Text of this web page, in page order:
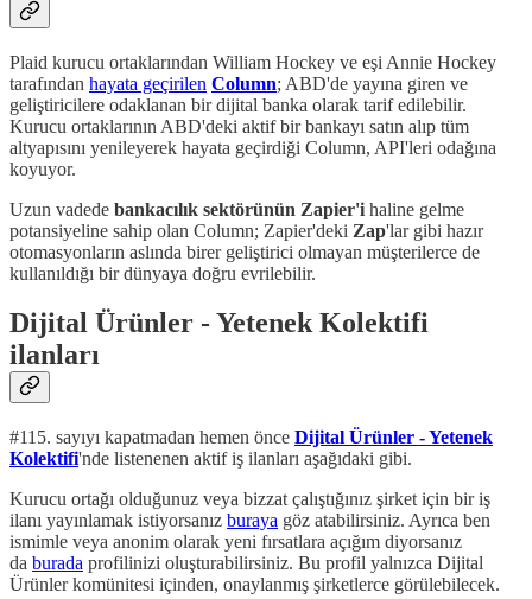
Plaid kurucu ortaklarından William Hockey ve eşi Annie Hockey
tarafından hayata geçirilen Column; ABD'de yayına giren ve
geliştiricilere odaklanan bir dijital banka olarak tarif edilebilir.
Kurucu ortaklarının ABD'deki aktif bir bankayı satın alıp tüm
altyapısını yenileyerek hayata geçirdiği Column, API'leri odağına
koyuyor.
Uzun vadede bankacılık sektörünün Zapier'i haline gelme
potansiyeline sahip olan Column; Zapier'deki Zap'lar gibi hazır
otomasyonların aslında birer geliştirici olmayan müşterilerce de
kullanıldığı bir dünyaya doğru evrilebilir.
Dijital Ürünler - Yetenek Kolektifi
ilanları
#115. sayıyı kapatmadan hemen önce Dijital Ürünler - Yetenek
Kolektifi'nde listenenen aktif iş ilanları aşağıdaki gibi.
Kurucu ortağı olduğunuz veya bizzat çalıştığınız şirket için bir iş
ilanı yayınlamak istiyorsanız buraya göz atabilirsiniz. Ayrıca ben
ismimle veya anonim olarak yeni fırsatlara açığım diyorsanız
da burada profilinizi oluşturabilirsiniz. Bu profil yalnızca Dijital
Ürünler komünitesi içinden, onaylanmış şirketlerce görülebilecek.